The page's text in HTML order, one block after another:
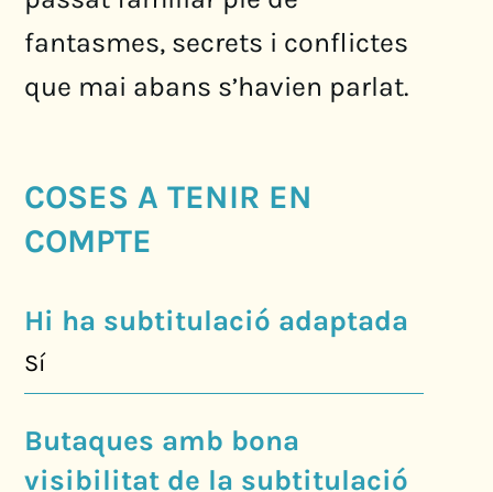
fantasmes, secrets i conflictes
que mai abans s’havien parlat.
COSES A TENIR EN
COMPTE
Hi ha subtitulació adaptada
Sí
Butaques amb bona
visibilitat de la subtitulació